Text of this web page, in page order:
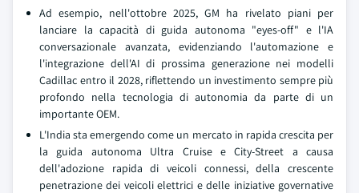
Ad esempio, nell'ottobre 2025, GM ha rivelato piani per
lanciare la capacità di guida autonoma "eyes-off" e l'IA
conversazionale avanzata, evidenziando l'automazione e
l'integrazione dell'AI di prossima generazione nei modelli
Cadillac entro il 2028, riflettendo un investimento sempre più
profondo nella tecnologia di autonomia da parte di un
importante OEM.
L'India sta emergendo come un mercato in rapida crescita per
la guida autonoma Ultra Cruise e City-Street a causa
dell'adozione rapida di veicoli connessi, della crescente
penetrazione dei veicoli elettrici e delle iniziative governative